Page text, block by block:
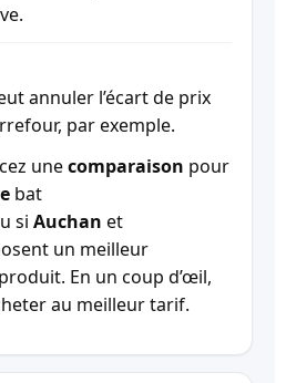
annuler l’écart de prix
par exemple.
unecomparaison pour
bat
si Auchan et
un meilleur
En un coup d’œil,
au meilleur tarif.